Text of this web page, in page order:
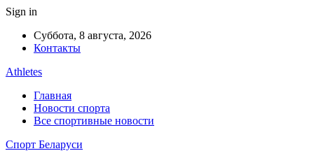
Sign in
Суббота, 8 августа, 2026
Контакты
Athletes
Главная
Новости спорта
Все спортивные новости
Спорт Беларуси